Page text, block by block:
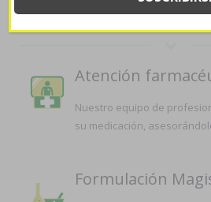
Atención
Nuestro equipo de
su medicación,
Formulación